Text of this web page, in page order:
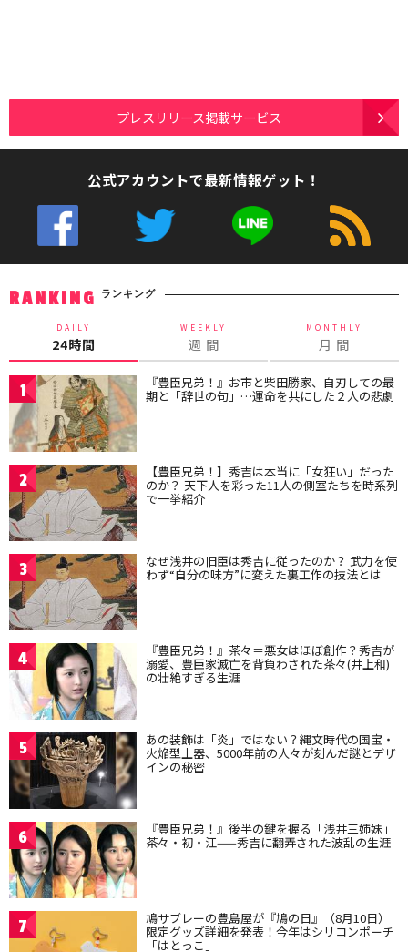
プレスリリース掲載サービス
公式アカウントで最新情報ゲット！
RANKING ランキング
DAILY
24時間
WEEKLY
週 間
MONTHLY
月 間
1 『豊臣兄弟！』お市と柴田勝家、自刃しての最
期と「辞世の句」…運命を共にした２人の悲劇
2 【豊臣兄弟！】秀吉は本当に「女狂い」だった
のか？ 天下人を彩った11人の側室たちを時系列
で一挙紹介
3 なぜ浅井の旧臣は秀吉に従ったのか？ 武力を使
わず“自分の味方”に変えた裏工作の技法とは
4 『豊臣兄弟！』茶々＝悪女はほぼ創作？秀吉が
溺愛、豊臣家滅亡を背負わされた茶々(井上和)
の壮絶すぎる生涯
5 あの装飾は「炎」ではない？縄文時代の国宝・
火焔型土器、5000年前の人々が刻んだ謎とデザ
インの秘密
6 『豊臣兄弟！』後半の鍵を握る「浅井三姉妹」
茶々・初・江——秀吉に翻弄された波乱の生涯
7 鳩サブレーの豊島屋が『鳩の日』（8月10日）
限定グッズ詳細を発表！今年はシリコンポーチ
「はとっこ」